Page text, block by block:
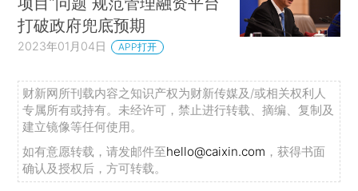
打破政府兜底预期
2023年01月04日 APP打开
财新网所刊载内容之知识产权为财新传媒及/或相关权利人
专属所有或持有。未经许可，禁止进行转载、摘编、复制及
建立镜像等任何使用。
如有意愿转载，请发邮件至hello@caixin.com ，获得书面
确认及授权后，方可转载。